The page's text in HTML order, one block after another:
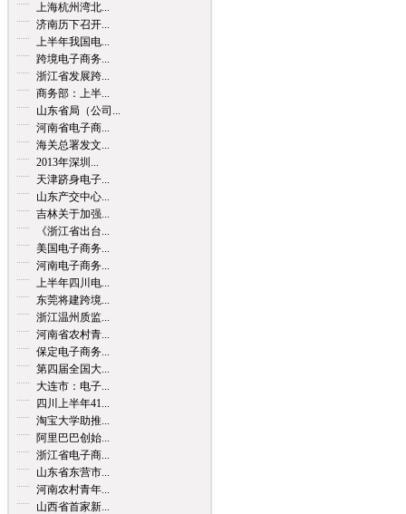
上海杭州湾北...
济南历下召开...
上半年我国电...
跨境电子商务...
浙江省发展跨...
商务部：上半...
山东省局（公司...
河南省电子商...
海关总署发文...
2013年深圳...
天津跻身电子...
山东产交中心...
吉林关于加强...
《浙江省出台...
美国电子商务...
河南电子商务...
上半年四川电...
东莞将建跨境...
浙江温州质监...
河南省农村青...
保定电子商务...
第四届全国大...
大连市：电子...
四川上半年41...
淘宝大学助推...
阿里巴巴创始...
浙江省电子商...
山东省东营市...
河南农村青年...
山西省首家新...